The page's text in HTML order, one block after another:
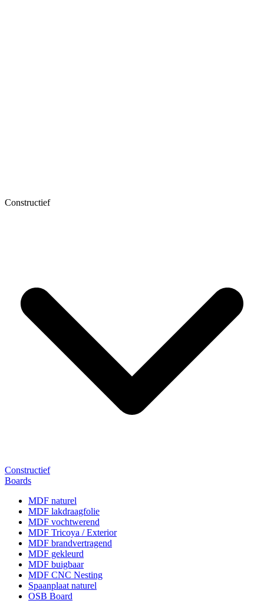
Constructief
Constructief
Boards
MDF naturel
MDF lakdraagfolie
MDF vochtwerend
MDF Tricoya / Exterior
MDF brandvertragend
MDF gekleurd
MDF buigbaar
MDF CNC Nesting
Spaanplaat naturel
OSB Board